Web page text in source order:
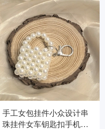
手工女包挂件小众设计串
珠挂件女车钥匙扣手机挂